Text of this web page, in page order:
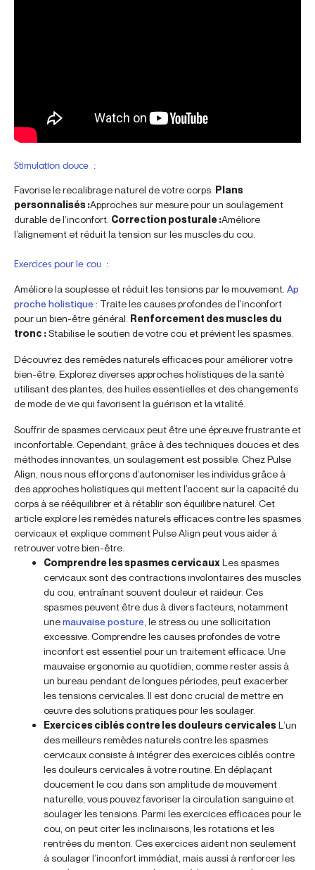
Stimulation douce :
Favorise le recalibrage naturel de votre corps. Plans
personnalisés :Approches sur mesure pour un soulagement
durable de l’inconfort. Correction posturale :Améliore
l’alignement et réduit la tension sur les muscles du cou.
Exercices pour le cou :
Améliore la souplesse et réduit les tensions par le mouvement. Ap
proche holistique : Traite les causes profondes de l’inconfort
pour un bien-être général. Renforcement des muscles du
tronc :Stabilise le soutien de votre cou et prévient les spasmes.
Découvrez des remèdes naturels efficaces pour améliorer votre
bien-être. Explorez diverses approches holistiques de la santé
utilisant des plantes, des huiles essentielles et des changements
de mode de vie qui favorisent la guérison et la vitalité.
Souffrir de spasmes cervicaux peut être une épreuve frustrante et
inconfortable. Cependant, grâce à des techniques douces et des
méthodes innovantes, un soulagement est possible. Chez Pulse
Align, nous nous efforçons d’autonomiser les individus grâce à
des approches holistiques qui mettent l’accent sur la capacité du
corps à se rééquilibrer et à rétablir son équilibre naturel. Cet
article explore les remèdes naturels efficaces contre les spasmes
cervicaux et explique comment Pulse Align peut vous aider à
retrouver votre bien-être.
Comprendre les spasmes cervicauxLes spasmes
cervicaux sont des contractions involontaires des muscles
du cou, entraînant souvent douleur et raideur. Ces
spasmes peuvent être dus à divers facteurs, notamment
unemauvaise posture , le stress ou une sollicitation
excessive. Comprendre les causes profondes de votre
inconfort est essentiel pour un traitement efficace. Une
mauvaise ergonomie au quotidien, comme rester assis à
un bureau pendant de longues périodes, peut exacerber
les tensions cervicales. Il est donc crucial de mettre en
œuvre des solutions pratiques pour les soulager.
Exercices ciblés contre les douleurs cervicalesL’un
des meilleurs remèdes naturels contre les spasmes
cervicaux consiste à intégrer des exercices ciblés contre
les douleurs cervicales à votre routine. En déplaçant
doucement le cou dans son amplitude de mouvement
naturelle, vous pouvez favoriser la circulation sanguine et
soulager les tensions. Parmi les exercices efficaces pour le
cou, on peut citer les inclinaisons, les rotations et les
rentrées du menton. Ces exercices aident non seulement
à soulager l’inconfort immédiat, mais aussi à renforcer les